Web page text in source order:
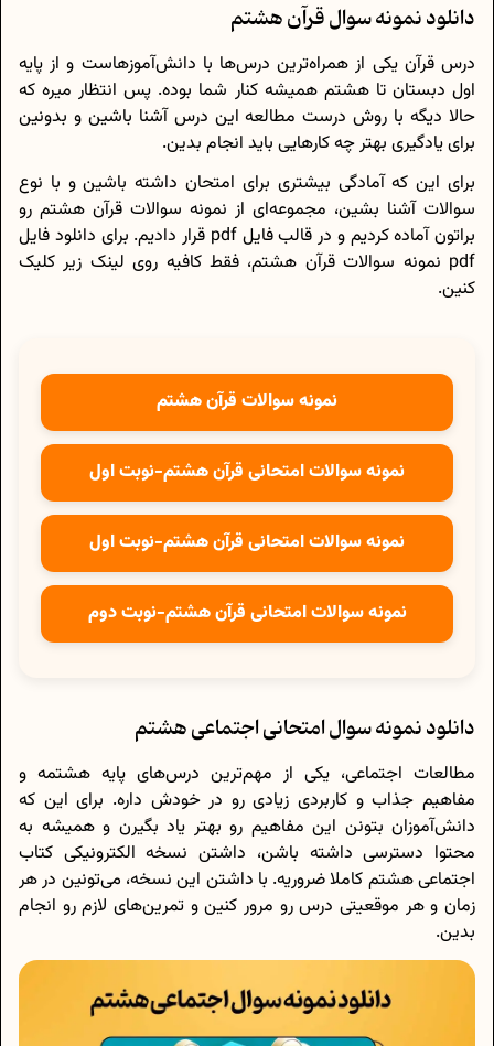
دانلود نمونه سوال قرآن هشتم
درس قرآن یکی از همراه‌ترین درس‌ها با دانش‌آموزهاست و از پایه
اول دبستان تا هشتم همیشه کنار شما بوده. پس انتظار میره که
حالا دیگه با روش درست مطالعه این درس آشنا باشین و بدونین
برای یادگیری بهتر چه کارهایی باید انجام بدین.
برای این که آمادگی بیشتری برای امتحان داشته باشین و با نوع
سوالات آشنا بشین، مجموعه‌ای از نمونه سوالات قرآن هشتم رو
براتون آماده کردیم و در قالب فایل pdf قرار دادیم. برای دانلود فایل
pdf نمونه سوالات قرآن هشتم، فقط کافیه روی لینک زیر کلیک
کنین.
نمونه سوالات قرآن هشتم
نمونه سوالات امتحانی قرآن هشتم-نوبت اول
نمونه سوالات امتحانی قرآن هشتم-نوبت اول
نمونه سوالات امتحانی قرآن هشتم-نوبت دوم
دانلود نمونه سوال امتحانی اجتماعی هشتم
مطالعات اجتماعی، یکی از مهم‌ترین درس‌های پایه هشتمه و
مفاهیم جذاب و کاربردی زیادی رو در خودش داره. برای این که
دانش‌آموزان بتونن این مفاهیم رو بهتر یاد بگیرن و همیشه به
محتوا دسترسی داشته باشن، داشتن نسخه الکترونیکی کتاب
اجتماعی هشتم کاملا ضروریه. با داشتن این نسخه، می‌تونین در هر
زمان و هر موقعیتی درس رو مرور کنین و تمرین‌های لازم رو انجام
بدین.